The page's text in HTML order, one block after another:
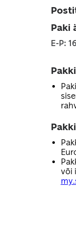
Paki
E-P:
või